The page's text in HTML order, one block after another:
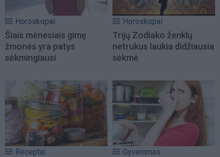
Horoskopai
Šiais mėnesiais gimę
žmonės yra patys
sėkmingiausi
Horoskopai
Trijų Zodiako ženklų
netrukus laukia didžiausia
sėkmė
Receptai Gyvenimas